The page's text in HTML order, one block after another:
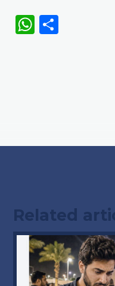
WhatsApp
Related